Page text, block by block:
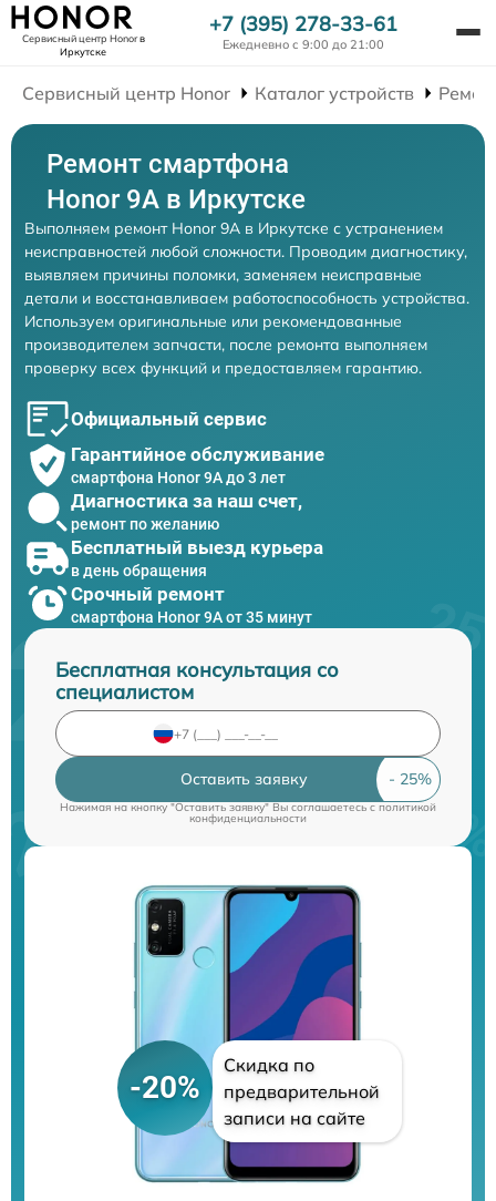
Сервисный центр Honorв
Иркутске
+7 (395) 278-33-61
Ежедневно с 9:00 до 21:00
Сервисный центр Honor Каталог устройств
Ремонт смартфона
Honor 9A в Иркутске
Выполняем ремонт Honor 9A в Иркутске с устранением
неисправностей любой сложности. Проводим диагностику,
выявляем причины поломки, заменяем неисправные
детали и восстанавливаем работоспособность устройства.
Используем оригинальные или рекомендованные
производителем запчасти, после ремонта выполняем
проверку всех функций и предоставляем гарантию.
Официальный сервис
Гарантийное обслуживание
смартфона Honor 9A до 3 лет
Диагностика за наш счет,
ремонт по желанию
Бесплатный выезд курьера
в день обращения
Срочный ремонт
смартфона Honor 9A от 35 минут
Бесплатная консультация со
специалистом
Оставить заявку
Нажимая на кнопку "Оставить заявку" Вы соглашаетесь cполитикой
конфиденциальности
-20%
Скидка по
предварительной
записи на сайте